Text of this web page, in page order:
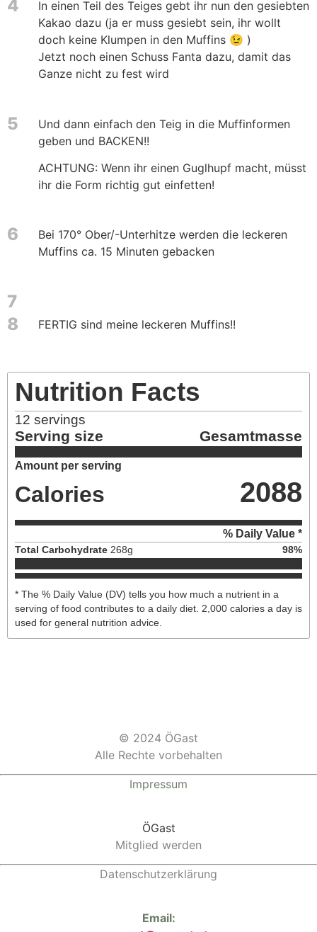
4
In einen Teil des Teiges gebt ihr nun den gesiebten
Kakao dazu (ja er muss gesiebt sein, ihr wollt
doch keine Klumpen in den Muffins 😉 )
Jetzt noch einen Schuss Fanta dazu, damit das
Ganze nicht zu fest wird
5
Und dann einfach den Teig in die Muffinformen
geben und BACKEN!!
ACHTUNG: Wenn ihr einen Guglhupf macht, müsst
ihr die Form richtig gut einfetten!
6
Bei 170° Ober/-Unterhitze werden die leckeren
Muffins ca. 15 Minuten gebacken
7
8
FERTIG sind meine leckeren Muffins!!
Nutrition Facts
12 servings
Serving size Gesamtmasse
Amount per serving
Calories 2088
% Daily Value *
Total Carbohydrate 268g 98%
* The % Daily Value (DV) tells you how much a nutrient in a
serving of food contributes to a daily diet. 2,000 calories a day is
used for general nutrition advice.
© 2024 ÖGast
Alle Rechte vorbehalten
Impressum
ÖGast
Mitglied werden
Datenschutzerklärung
Email: